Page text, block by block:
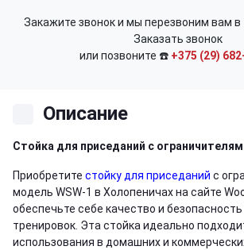
Закажите звонок и мы перезвоним вам в
Заказать звонок
или позвоните ☎️ +375 (29)
Описание
Стойка для приседаний с
Приобретите стойку для приседаний с
модель WSW-1 в Холопеничах на сайте
обеспечьте себе качество и
тренировок. Эта стойка идеально
использования в домашних и